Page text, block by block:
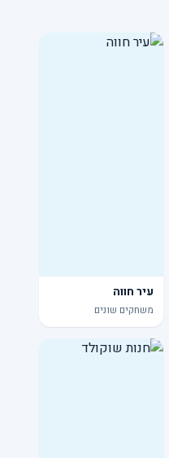
עיר חווה
משחקים שונים